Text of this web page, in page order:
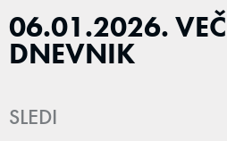
06.01.2026.
DNEVNIK
SLEDI